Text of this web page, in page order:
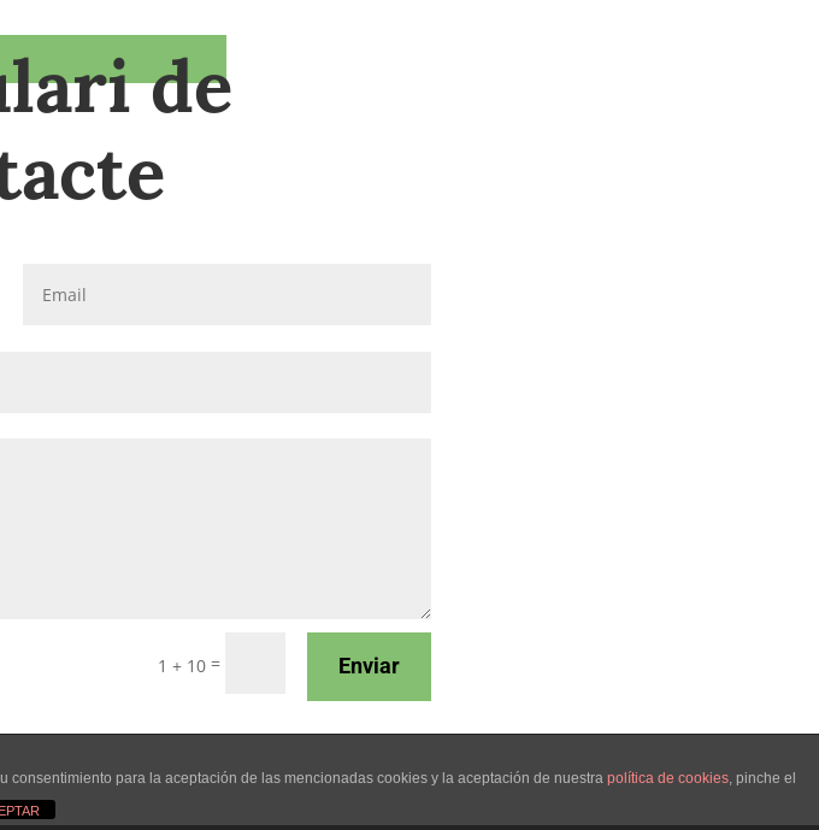
de
1 + 10 = Enviar
para la aceptación de las mencionadas cookies y la aceptación de nuestra política de cookies, pinche el